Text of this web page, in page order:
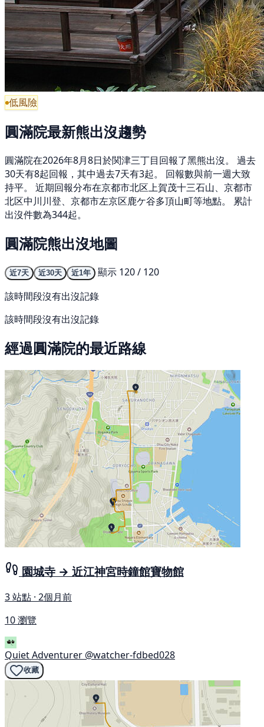
低風險
圓滿院最新熊出沒趨勢
圓滿院在2026年8月8日於関津三丁目回報了黑熊出沒。 過去
30天有8起回報，其中過去7天有3起。 回報數與前一週大致
持平。 近期回報分布在京都市北区上賀茂十三石山、京都市
北区中川川登、京都市左京区鹿ケ谷多頂山町等地點。 累計
出沒件數為344起。
圓滿院熊出沒地圖
近7天 近30天 近1年
顯示 120 / 120
該時間段沒有出沒記錄
該時間段沒有出沒記錄
經過圓滿院的最近路線
園城寺 → 近江神宮時鐘館寶物館
3 站點 · 2個月前
10 瀏覽
Quiet Adventurer @watcher-fdbed028
收藏